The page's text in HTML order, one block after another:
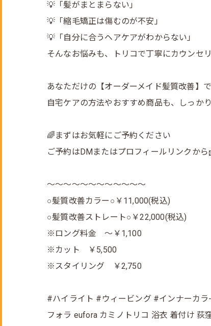
💡「髪がまとまらない」
💡「縮毛矯正は傷むのが不安」
💡「自分に合うヘアケアがわからない」
そんなお悩みも、トリコで丁寧にカウンセ
あなただけの【オーダーメイド髪質改善】
自宅ケアの方法やおすすめ商品も、しっか
🌈まずはお気軽にご予約ください
ご予約はDMまたはプロフィールリンクから
～～～～～～～～～～～～
○髪質改善カラー○￥11,000(税込)
○髪質改善ストレート○￥22,000(税込)
※ロング料金 ～￥1,100
※カット ￥5,500
※スタイリング ￥2,750
#ハイライト #ウィービング #インナーカ
フォラ eufora カミノトリコ 浴衣 着付け 荻